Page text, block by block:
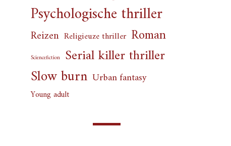
Psychologische thriller
Reizen Religieuze thriller Roman
Sciencefiction Serial killer thriller
Slow burn Urban fantasy
Young adult